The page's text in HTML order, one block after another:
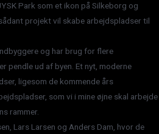
Park som et ikon på Silkeborg og
projekt vil skabe arbejdspladser til
og har brug for flere
pendle ud af byen. Et nyt, moderne
ligesom de kommende års
som vi i mine øjne skal arbejde
rammer.
Lars Larsen og Anders Dam, hvor de